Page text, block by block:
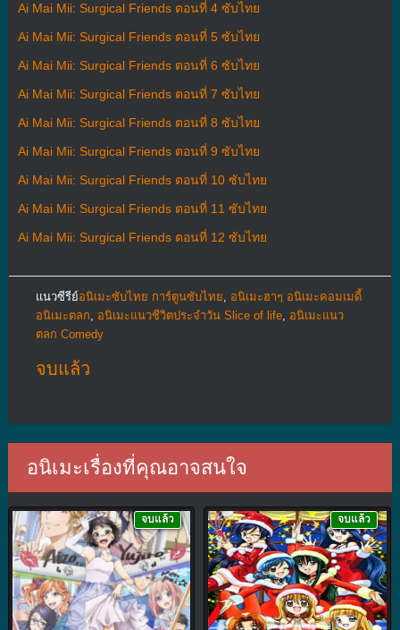
Ai Mai Mii: Surgical Friends ตอนที่ 4 ซับไทย
Ai Mai Mii: Surgical Friends ตอนที่ 5 ซับไทย
Ai Mai Mii: Surgical Friends ตอนที่ 6 ซับไทย
Ai Mai Mii: Surgical Friends ตอนที่ 7 ซับไทย
Ai Mai Mii: Surgical Friends ตอนที่ 8 ซับไทย
Ai Mai Mii: Surgical Friends ตอนที่ 9 ซับไทย
Ai Mai Mii: Surgical Friends ตอนที่ 10 ซับไทย
Ai Mai Mii: Surgical Friends ตอนที่ 11 ซับไทย
Ai Mai Mii: Surgical Friends ตอนที่ 12 ซับไทย
แนวซีรีย์อนิเมะซับไทย การ์ตูนซับไทย, อนิเมะฮาๆ อนิเมะคอมเมดี้
อนิเมะตลก, อนิเมะแนวชีวิตประจําวัน Slice of life, อนิเมะแนว
ตลก Comedy
จบแล้ว
อนิเมะเรื่องที่คุณอาจสนใจ
จบแล้ว จบแล้ว